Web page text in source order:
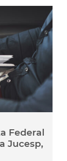
Federal
Jucesp,